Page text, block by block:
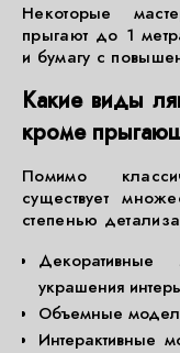
Некоторые
прыгают до 1
и бумагу с
Какие виды
кроме
Помимо
существует
степенью
украшения
Объемные
Интерактивные